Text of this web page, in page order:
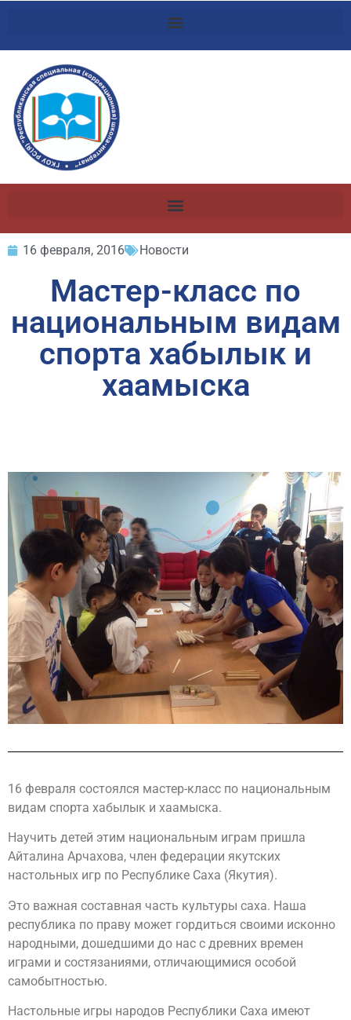
16 февраля, 2016 Новости
Мастер-класс по
национальным видам
спорта хабылык и
хаамыска
16 февраля состоялся мастер-класс по национальным
видам спорта хабылык и хаамыска.
Научить детей этим национальным играм пришла
Айталина Арчахова, член федерации якутских
настольных игр по Республике Саха (Якутия).
Это важная составная часть культуры саха. Наша
республика по праву может гордиться своими исконно
народными, дошедшими до нас с древних времен
играми и состязаниями, отличающимися особой
самобытностью.
Настольные игры народов Республики Саха имеют